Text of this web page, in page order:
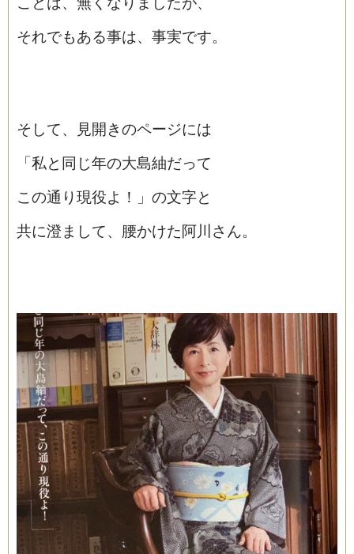
それでもある事は、事実です。
そして、見開きのページには
「私と同じ年の大島紬だって
この通り現役よ！」の文字と
共に澄まして、腰かけた阿川さん。